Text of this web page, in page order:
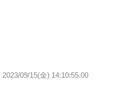
2023/09/15(金) 14:10:55.00